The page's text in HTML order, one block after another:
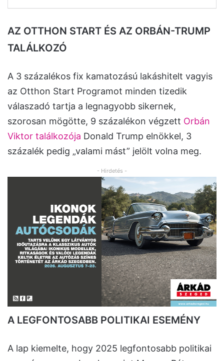
AZ OTTHON START ÉS AZ ORBÁN-TRUMP
TALÁLKOZÓ
A 3 százalékos fix kamatozású lakáshitelt vagyis
az Otthon Start Programot minden tizedik
válaszadó tartja a legnagyobb sikernek,
szorosan mögötte, 9 százalékon végzett Orbán
Viktor találkozója Donald Trump elnökkel, 3
százalék pedig „valami mást” jelölt volna meg.
- Hirdetés -
A LEGFONTOSABB POLITIKAI ESEMÉNY
A lap kiemelte, hogy 2025 legfontosabb politikai